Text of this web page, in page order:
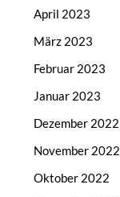
April 2023
März 2023
Februar 2023
Januar 2023
Dezember 2022
November 2022
Oktober 2022